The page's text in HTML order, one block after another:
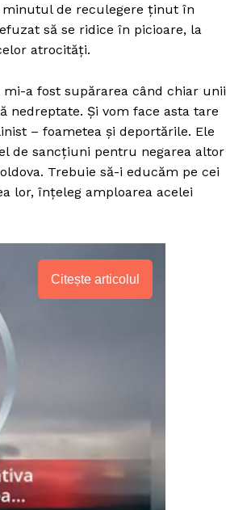
Proiecte editoriale
minutul de reculegere ținut în
să se ridice în picioare, la
atrocități.
a fost supărarea când chiar unii
nedreptate. Și vom face asta tare
– foametea și deportările. Ele
de sancțiuni pentru negarea altor
Trebuie să-i educăm pe cei
lor, înțeleg amploarea acelei
Citește articolul